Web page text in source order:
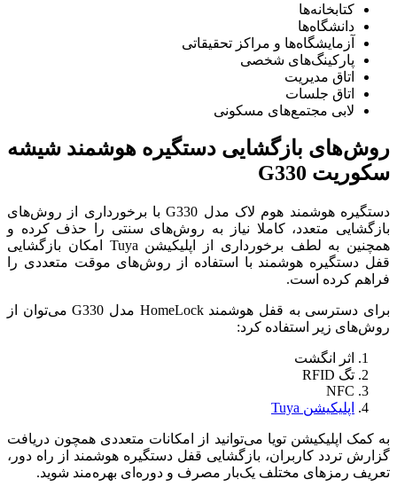
کتابخانه‌ها
دانشگاه‌ها
آزمایشگاه‌ها و مراکز تحقیقاتی
پارکینگ‌های شخصی
اتاق مدیریت
اتاق جلسات
لابی مجتمع‌های مسکونی
روش‌های بازگشایی دستگیره هوشمند شیشه
سکوریت G330
دستگیره هوشمند هوم لاک مدل G330 با برخورداری از روش‌های
بازگشایی متعدد، کاملا نیاز به روش‌های سنتی را حذف کرده و
همچنین به لطف برخورداری از اپلیکیشن Tuya امکان بازگشایی
قفل دستگیره هوشمند با استفاده از روش‌های موقت متعددی را
فراهم کرده است.
برای دسترسی به قفل هوشمند HomeLock مدل G330 می‌توان از
روش‌های زیر استفاده کرد:
اثر انگشت
تگ RFID
NFC
اپلیکیشن Tuya
به کمک اپلیکیشن تویا می‌توانید از امکانات متعددی همچون دریافت
گزارش تردد کاربران، بازگشایی قفل دستگیره هوشمند از راه دور،
تعریف رمزهای مختلف یک‌بار مصرف و دوره‌ای بهره‌مند شوید.